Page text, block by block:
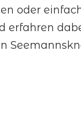
oder
erfahren